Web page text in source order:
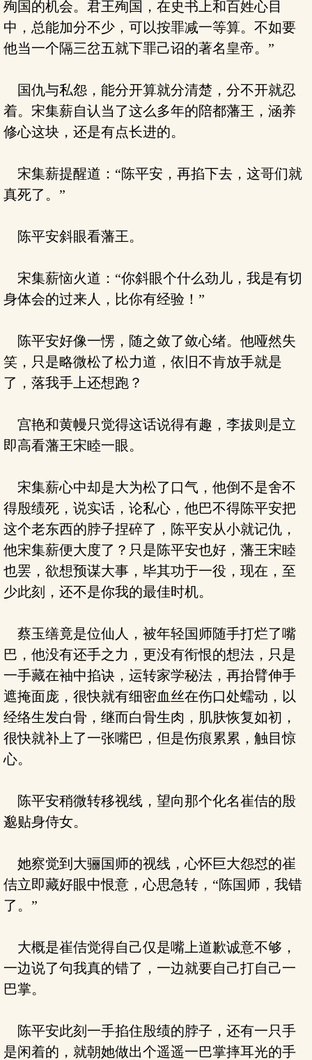
殉国的机会。君王殉国，在史书上和百姓心目
中，总能加分不少，可以按罪减一等算。不如要
他当一个隔三岔五就下罪己诏的著名皇帝。”
国仇与私怨，能分开算就分清楚，分不开就忍
着。宋集薪自认当了这么多年的陪都藩王，涵养
修心这块，还是有点长进的。
宋集薪提醒道：“陈平安，再掐下去，这哥们就
真死了。”
陈平安斜眼看藩王。
宋集薪恼火道：“你斜眼个什么劲儿，我是有切
身体会的过来人，比你有经验！”
陈平安好像一愣，随之敛了敛心绪。他哑然失
笑，只是略微松了松力道，依旧不肯放手就是
了，落我手上还想跑？
宫艳和黄幔只觉得这话说得有趣，李拔则是立
即高看藩王宋睦一眼。
宋集薪心中却是大为松了口气，他倒不是舍不
得殷绩死，说实话，论私心，他巴不得陈平安把
这个老东西的脖子捏碎了，陈平安从小就记仇，
他宋集薪便大度了？只是陈平安也好，藩王宋睦
也罢，欲想预谋大事，毕其功于一役，现在，至
少此刻，还不是你我的最佳时机。
蔡玉缮竟是位仙人，被年轻国师随手打烂了嘴
巴，他没有还手之力，更没有衔恨的想法，只是
一手藏在袖中掐诀，运转家学秘法，再抬臂伸手
遮掩面庞，很快就有细密血丝在伤口处蠕动，以
经络生发白骨，继而白骨生肉，肌肤恢复如初，
很快就补上了一张嘴巴，但是伤痕累累，触目惊
心。
陈平安稍微转移视线，望向那个化名崔佶的殷
邈贴身侍女。
她察觉到大骊国师的视线，心怀巨大怨怼的崔
佶立即藏好眼中恨意，心思急转，“陈国师，我错
了。”
大概是崔佶觉得自己仅是嘴上道歉诚意不够，
一边说了句我真的错了，一边就要自己打自己一
巴掌。
陈平安此刻一手掐住殷绩的脖子，还有一只手
是闲着的，就朝她做出个遥遥一巴掌摔耳光的手